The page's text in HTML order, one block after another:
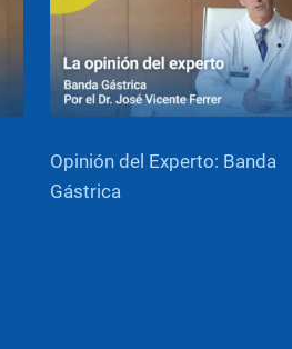
Opinión del Experto: Banda
Gástrica